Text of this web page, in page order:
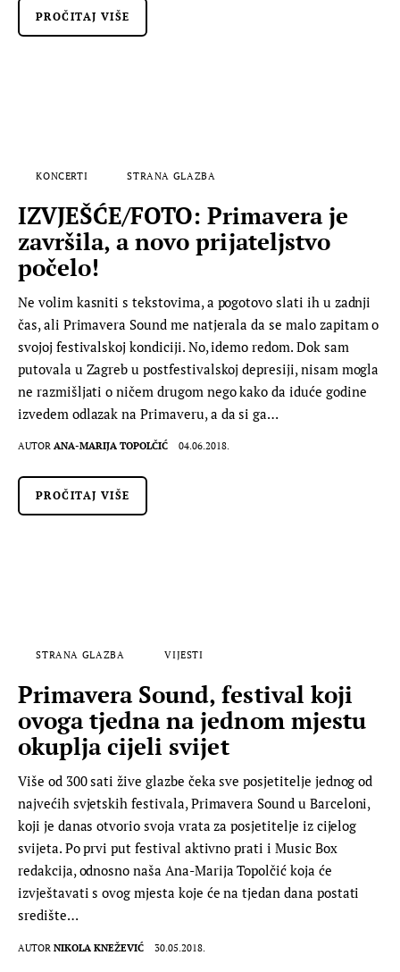
PROČITAJ VIŠE
KONCERTI STRANA GLAZBA
IZVJEŠĆE/FOTO: Primavera je
završila, a novo prijateljstvo
počelo!
Ne volim kasniti s tekstovima, a pogotovo slati ih u zadnji
čas, ali Primavera Sound me natjerala da se malo zapitam o
svojoj festivalskoj kondiciji. No, idemo redom. Dok sam
putovala u Zagreb u postfestivalskoj depresiji, nisam mogla
ne razmišljati o ničem drugom nego kako da iduće godine
izvedem odlazak na Primaveru, a da si ga…
AUTOR ANA-MARIJA TOPOLČIĆ 04.06.2018.
PROČITAJ VIŠE
STRANA GLAZBA VIJESTI
Primavera Sound, festival koji
ovoga tjedna na jednom mjestu
okuplja cijeli svijet
Više od 300 sati žive glazbe čeka sve posjetitelje jednog od
najvećih svjetskih festivala, Primavera Sound u Barceloni,
koji je danas otvorio svoja vrata za posjetitelje iz cijelog
svijeta. Po prvi put festival aktivno prati i Music Box
redakcija, odnosno naša Ana-Marija Topolčić koja će
izvještavati s ovog mjesta koje će na tjedan dana postati
središte…
AUTOR NIKOLA KNEŽEVIĆ 30.05.2018.